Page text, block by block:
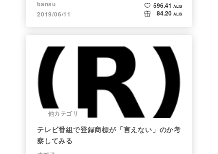
bansu
2019/06/11
596.41 ALIS
84.20 ALIS
他カテゴリ
テレビ番組で登録商標が「言えない」のか考
察してみる